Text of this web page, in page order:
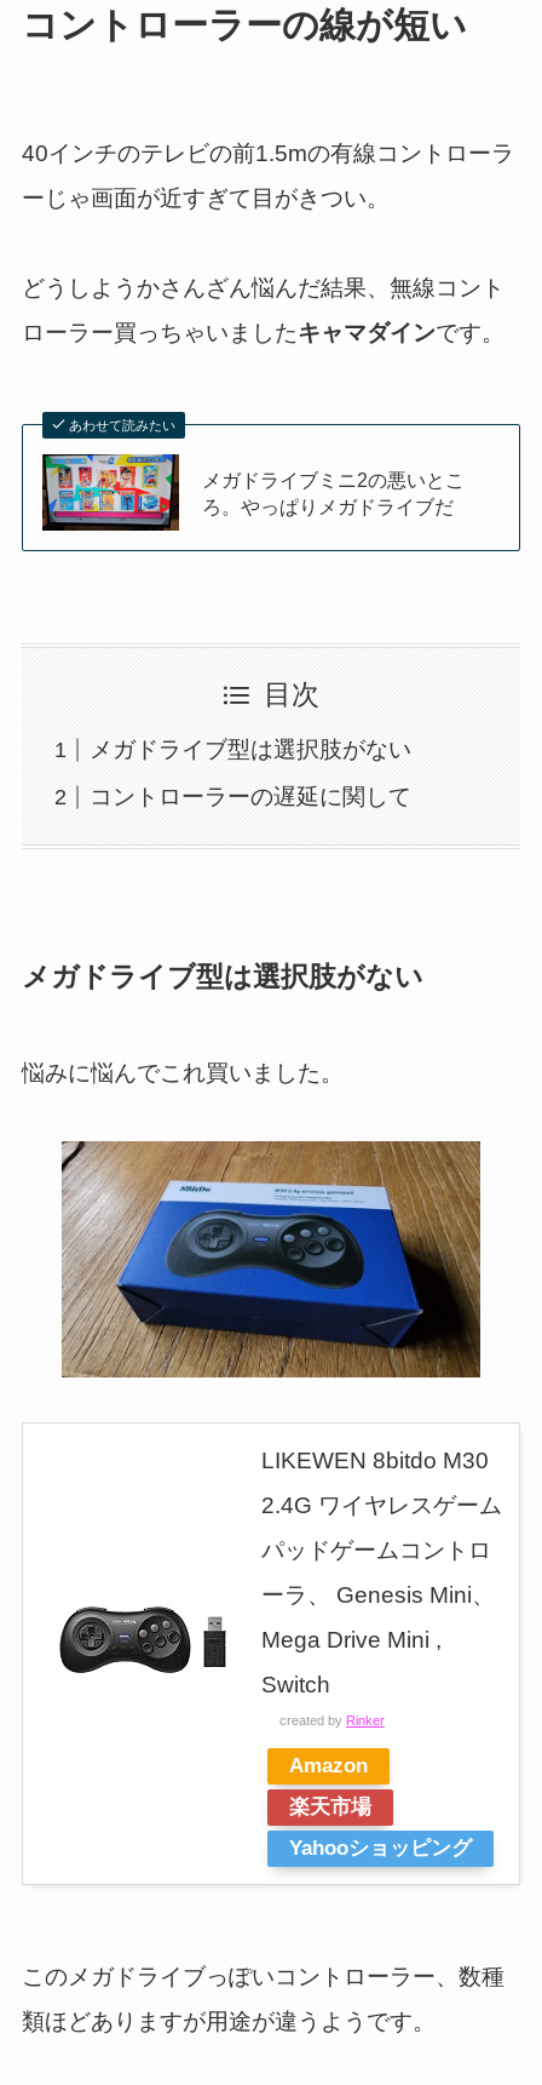
コントローラーの線が短い
40インチのテレビの前1.5mの有線コントローラ
ーじゃ画面が近すぎて目がきつい。
どうしようかさんざん悩んだ結果、無線コント
ローラー買っちゃいましたキャマダインです。
あわせて読みたい
メガドライブミニ2の悪いとこ
ろ。やっぱりメガドライブだ
目次
メガドライブ型は選択肢がない
コントローラーの遅延に関して
メガドライブ型は選択肢がない
悩みに悩んでこれ買いました。
LIKEWEN 8bitdo M30
2.4G ワイヤレスゲーム
パッドゲームコントロ
ーラ、 Genesis Mini、
Mega Drive Mini ,
Switch
created by Rinker
Amazon
楽天市場
Yahooショッピング
このメガドライブっぽいコントローラー、数種
類ほどありますが用途が違うようです。